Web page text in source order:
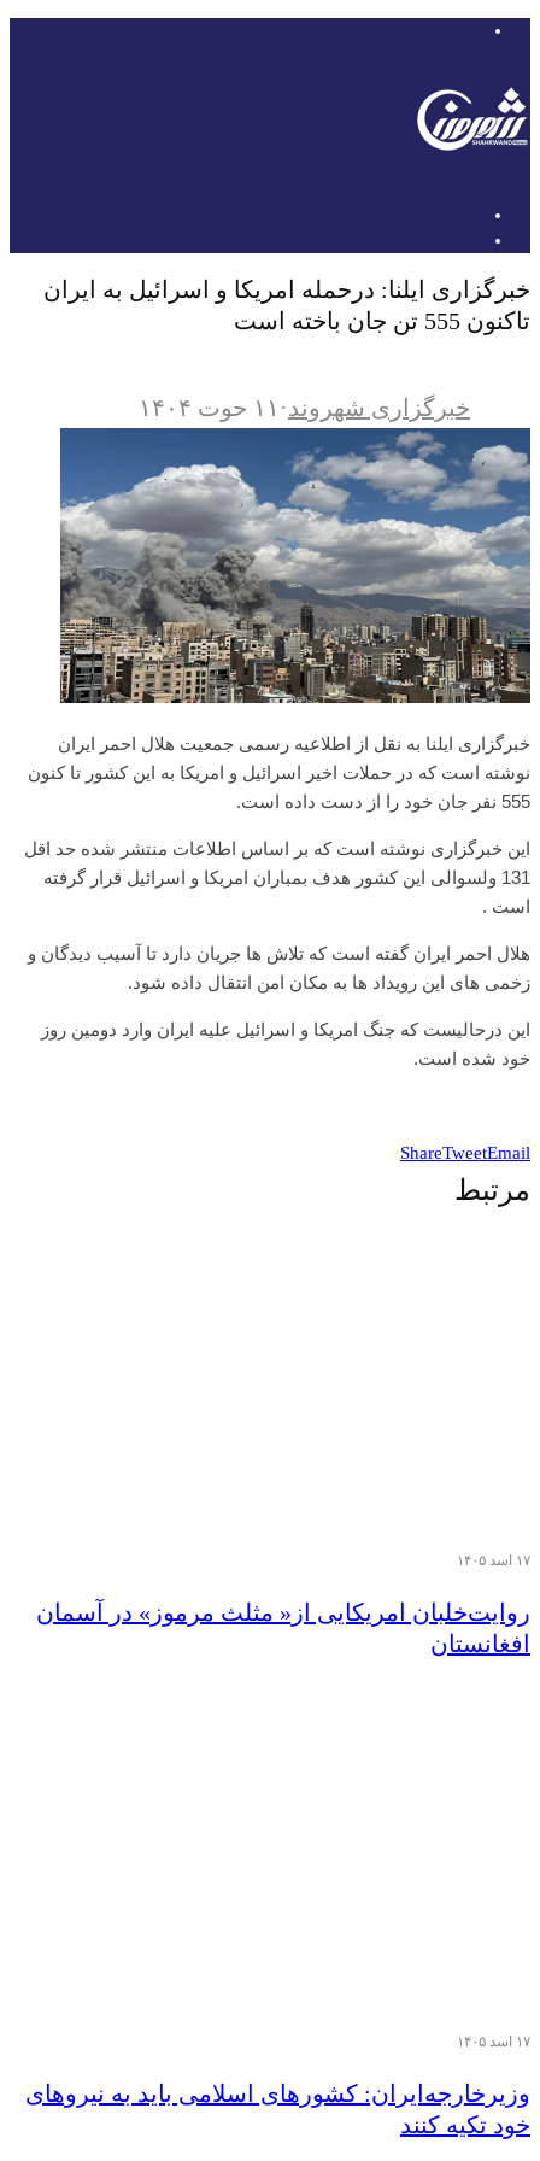
خبرگزاری ایلنا: درحمله امریکا و اسرائیل به ایران
تاکنون 555 تن جان باخته است
خبرگزاری شهروند· ۱۱ حوت ۱۴۰۴
خبرگزاری ایلنا به نقل از اطلاعیه رسمی جمعیت هلال احمر ایران
نوشته است که در حملات اخیر اسرائیل و امریکا به این کشور تا کنون
555 نفر جان خود را از دست داده است.
این خبرگزاری نوشته است که بر اساس اطلاعات منتشر شده حد اقل
131 ولسوالی این کشور هدف بمباران امریکا و اسرائیل قرار گرفته
است .
هلال احمر ایران گفته است که تلاش ها جریان دارد تا آسیب دیدگان و
زخمی های این رویداد ها به مکان امن انتقال داده شود.
این درحالیست که جنگ امریکا و اسرائیل علیه ایران وارد دومین روز
خود شده است.
ShareTweetEmail
مرتبط
۱۷ اسد ۱۴۰۵
روایت‌خلبان امریکایی از« مثلث مرموز» در‌ آسمان
افغانستان
۱۷ اسد ۱۴۰۵
وزیر‌خارجه‌ایران: کشورهای اسلامی باید به نیروهای
خود تکیه کنند